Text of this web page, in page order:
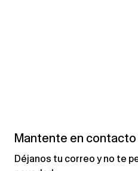
Mantente en contacto
Déjanos tu correo y no te